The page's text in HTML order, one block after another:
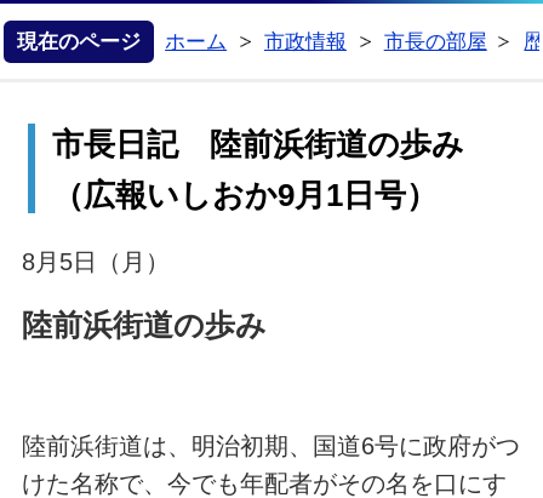
現在のページ ホーム
市政情報
市長の部屋
市長日記 陸前浜街道の歩み
（広報いしおか9月1日号）
8月5日（月）
陸前浜街道の歩み
陸前浜街道は、明治初期、国道6号に政府がつ
けた名称で、今でも年配者がその名を口にす